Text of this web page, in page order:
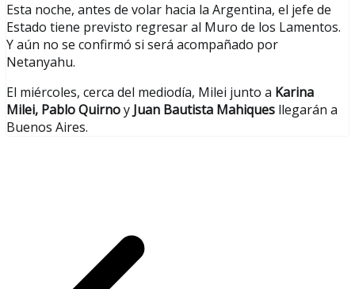
Esta noche, antes de volar hacia la Argentina, el jefe de
Estado tiene previsto regresar al Muro de los Lamentos.
Y aún no se confirmó si será acompañado por
Netanyahu.
El miércoles, cerca del mediodía, Milei junto a Karina
Milei, Pablo Quirnoy Juan Bautista Mahiques llegarán a
Buenos Aires.